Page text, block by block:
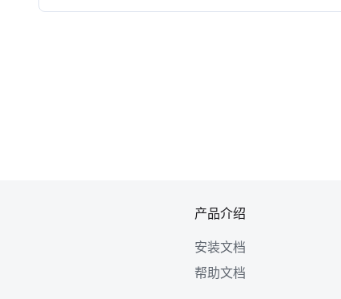
产品介绍
安装文档
帮助文档